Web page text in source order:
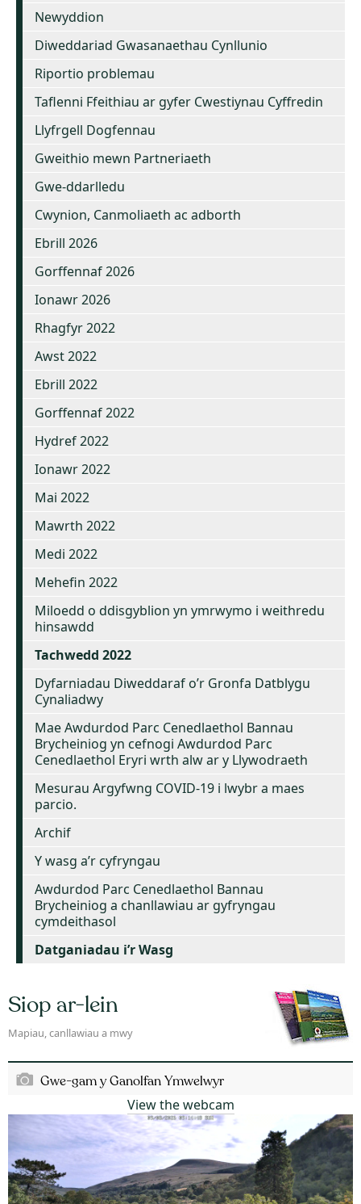
Newyddion
Diweddariad Gwasanaethau Cynllunio
Riportio problemau
Taflenni Ffeithiau ar gyfer Cwestiynau Cyffredin
Llyfrgell Dogfennau
Gweithio mewn Partneriaeth
Gwe-ddarlledu
Cwynion, Canmoliaeth ac adborth
Ebrill 2026
Gorffennaf 2026
Ionawr 2026
Rhagfyr 2022
Awst 2022
Ebrill 2022
Gorffennaf 2022
Hydref 2022
Ionawr 2022
Mai 2022
Mawrth 2022
Medi 2022
Mehefin 2022
Miloedd o ddisgyblion yn ymrwymo i weithredu
hinsawdd
Tachwedd 2022
Dyfarniadau Diweddaraf o’r Gronfa Datblygu
Cynaliadwy
Mae Awdurdod Parc Cenedlaethol Bannau
Brycheiniog yn cefnogi Awdurdod Parc
Cenedlaethol Eryri wrth alw ar y Llywodraeth
Mesurau Argyfwng COVID-19 i lwybr a maes
parcio.
Archif
Y wasg a’r cyfryngau
Awdurdod Parc Cenedlaethol Bannau
Brycheiniog a chanllawiau ar gyfryngau
cymdeithasol
Datganiadau i’r Wasg
Siop ar-lein
Mapiau, canllawiau a mwy
Gwe-gam y Ganolfan Ymwelwyr
View the webcam